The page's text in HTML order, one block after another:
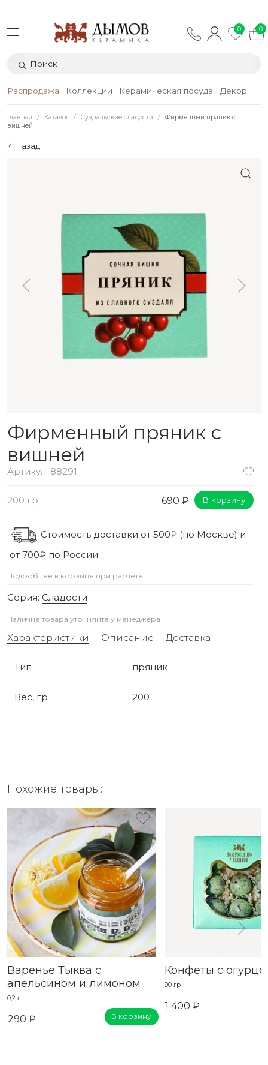
0 0
Распродажа Коллекции Керамическая посуда Декор
Главная Каталог Суздальские сладости
Фирменный пряник с
вишней
Назад
Фирменный пряник с
вишней
Артикул: 88291
200 гр 690 ₽ В корзину
Стоимость доставки от 500₽ (по Москве) и
от 700₽ по России
Подробнее в корзине при расчете
Серия: Сладости
Наличие товара уточняйте у менеджера
Характеристики Описание Доставка
Тип пряник
Вес, гр 200
Похожие товары:
Варенье Тыква с
апельсином и лимоном
0,2 л
290 ₽ В корзину
Конфеты с
90 гр
1 400 ₽